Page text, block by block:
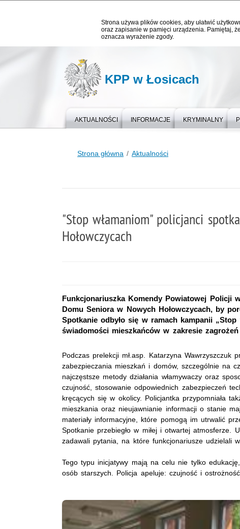
Strona używa plików cookies, aby ułatwić
oraz zapisanie w pamięci urządzenia. Pamiętaj,
oznacza wyrażenie zgody.
KPP w Łosicach
AKTUALNOŚCI INFORMACJE KRYMINALNY
Strona główna Aktualności
"Stop włamaniom" policjanci
Hołowczycach
Funkcjonariuszka Komendy Powiatowej Policji
Domu Seniora w Nowych Hołowczycach, by
Spotkanie odbyło się w ramach kampanii
świadomości mieszkańców w zakresie
Podczas prelekcji mł.asp. Katarzyna Wawrzyszczuk
zabezpieczania mieszkań i domów, szczególnie na
najczęstsze metody działania włamywaczy oraz
czujność, stosowanie odpowiednich zabezpieczeń
kręcących się w okolicy. Policjantka przypomniała
mieszkania oraz nieujawnianie informacji o stanie
materiały informacyjne, które pomogą im utrwalić
Spotkanie przebiegło w miłej i otwartej atmosferze.
zadawali pytania, na które funkcjonariusze udzielali
Tego typu inicjatywy mają na celu nie tylko
osób starszych. Policja apeluje: czujność i